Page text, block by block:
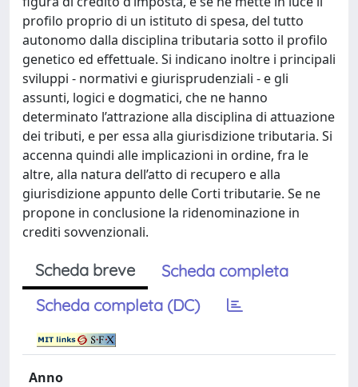
profilo proprio di un istituto di spesa, del tutto
autonomo dalla disciplina tributaria sotto il profilo
genetico ed effettuale. Si indicano inoltre i principali
sviluppi - normativi e giurisprudenziali - e gli
assunti, logici e dogmatici, che ne hanno
determinato l’attrazione alla disciplina di attuazione
dei tributi, e per essa alla giurisdizione tributaria. Si
accenna quindi alle implicazioni in ordine, fra le
altre, alla natura dell’atto di recupero e alla
giurisdizione appunto delle Corti tributarie. Se ne
propone in conclusione la ridenominazione in
crediti sovvenzionali.
Scheda breve
Scheda completa
Scheda completa (DC)
Anno